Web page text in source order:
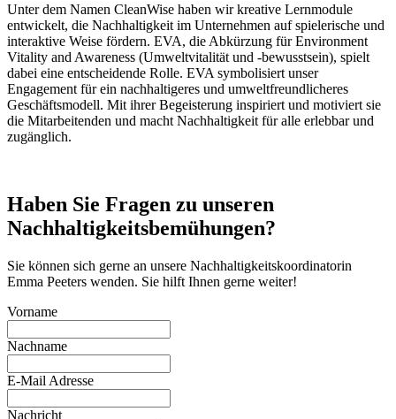
Unter dem Namen CleanWise haben wir kreative Lernmodule
entwickelt, die Nachhaltigkeit im Unternehmen auf spielerische und
interaktive Weise fördern. EVA, die Abkürzung für Environment
Vitality and Awareness (Umweltvitalität und -bewusstsein), spielt
dabei eine entscheidende Rolle. EVA symbolisiert unser
Engagement für ein nachhaltigeres und umweltfreundlicheres
Geschäftsmodell. Mit ihrer Begeisterung inspiriert und motiviert sie
die Mitarbeitenden und macht Nachhaltigkeit für alle erlebbar und
zugänglich.
Haben Sie Fragen zu unseren
Nachhaltigkeitsbemühungen?
Sie können sich gerne an unsere Nachhaltigkeitskoordinatorin
Emma Peeters wenden. Sie hilft Ihnen gerne weiter!
Vorname
Nachname
E-Mail Adresse
Nachricht